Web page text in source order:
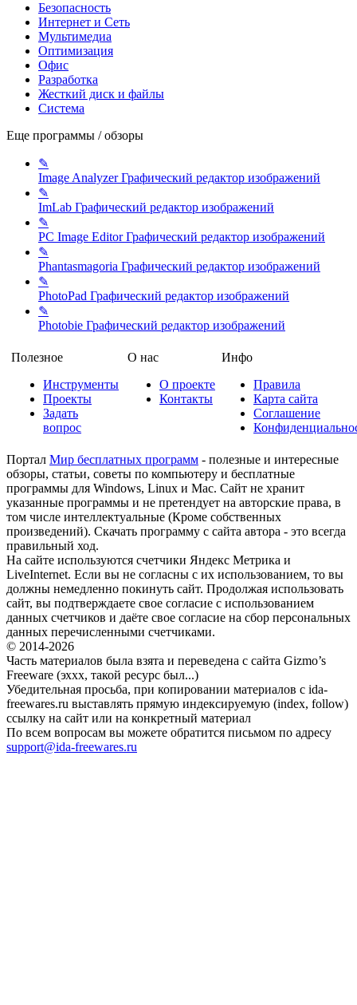
Безопасность
Интернет и Сеть
Мультимедиа
Оптимизация
Офис
Разработка
Жесткий диск и файлы
Система
Еще программы / обзоры
✎
Image AnalyzerГрафический редактор изображений
✎
ImLab Графический редактор изображений
✎
PC Image EditorГрафический редактор изображений
✎
Phantasmagoria Графический редактор изображений
✎
PhotoPad Графический редактор изображений
✎
Photobie Графический редактор изображений
Полезное
Инструменты
Проекты
Задать
вопрос
О нас
О проекте
Контакты
Инфо
Правила
Карта сайта
Соглашение
Портал Мир бесплатных программ - полезные и интересные
обзоры, статьи, советы по компьютеру и бесплатные
программы для Windows, Linux и Mac. Сайт не хранит
указанные программы и не претендует на авторские права, в
том числе интеллектуальные (Кроме собственных
произведений). Скачать программу с сайта автора - это всегда
правильный ход.
На сайте используются счетчики Яндекс Метрика и
LiveInternet. Если вы не согласны с их использованием, то вы
должны немедленно покинуть сайт. Продолжая использовать
сайт, вы подтверждаете свое согласие с использованием
данных счетчиков и даёте свое согласие на сбор персональных
данных перечисленными счетчиками.
© 2014-2026
Часть материалов была взята и переведена с сайта Gizmo’s
Freeware (эххх, такой ресурс был...)
Убедительная просьба, при копировании материалов с ida-
freewares.ru выставлять прямую индексируемую (index, follow)
ссылку на сайт или на конкретный материал
По всем вопросам вы можете обратится письмом по адресу
support@ida-freewares.ru